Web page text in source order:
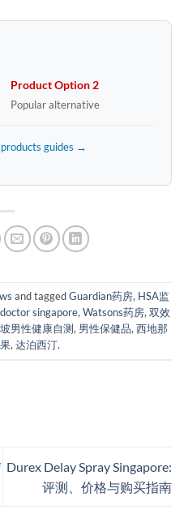
Product Option 2
Popular alternative
guides →
and taggedGuardian药房, HSA监
singapore,Watsons药房,双效
男性健康自测, 男性保健品,西地那
,达泊西汀.
Durex Delay Spray Singapore:
评测、价格与购买指南